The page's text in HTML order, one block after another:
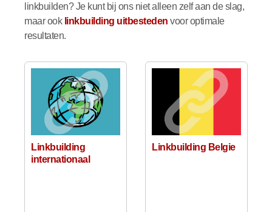
linkbuilden? Je kunt bij ons niet alleen zelf aan de slag,
maar ook linkbuilding uitbesteden voor optimale
resultaten.
Linkbuilding
internationaal
Linkbuilding Belgie